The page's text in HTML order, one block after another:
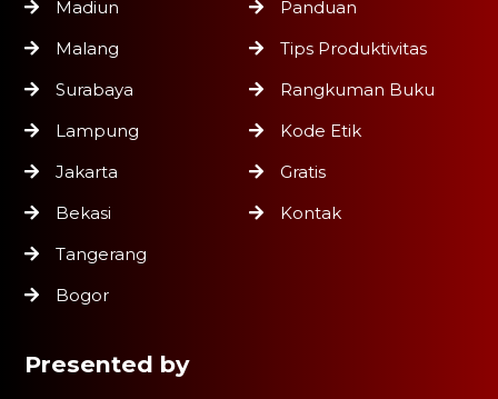
Madiun
Malang
Surabaya
Lampung
Jakarta
Bekasi
Tangerang
Bogor
Panduan
Tips Produktivitas
Rangkuman Buku
Kode Etik
Gratis
Kontak
Presented by